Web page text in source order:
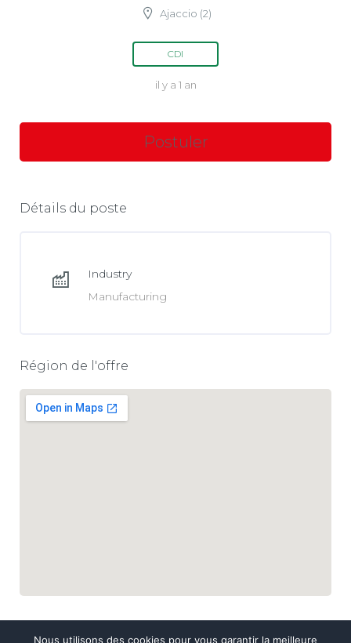
Ajaccio (2)
CDI
il y a 1 an
Détails du poste
Industry
Manufacturing
Région de l'offre
Nous utilisons des cookies pour vous garantir la meilleure